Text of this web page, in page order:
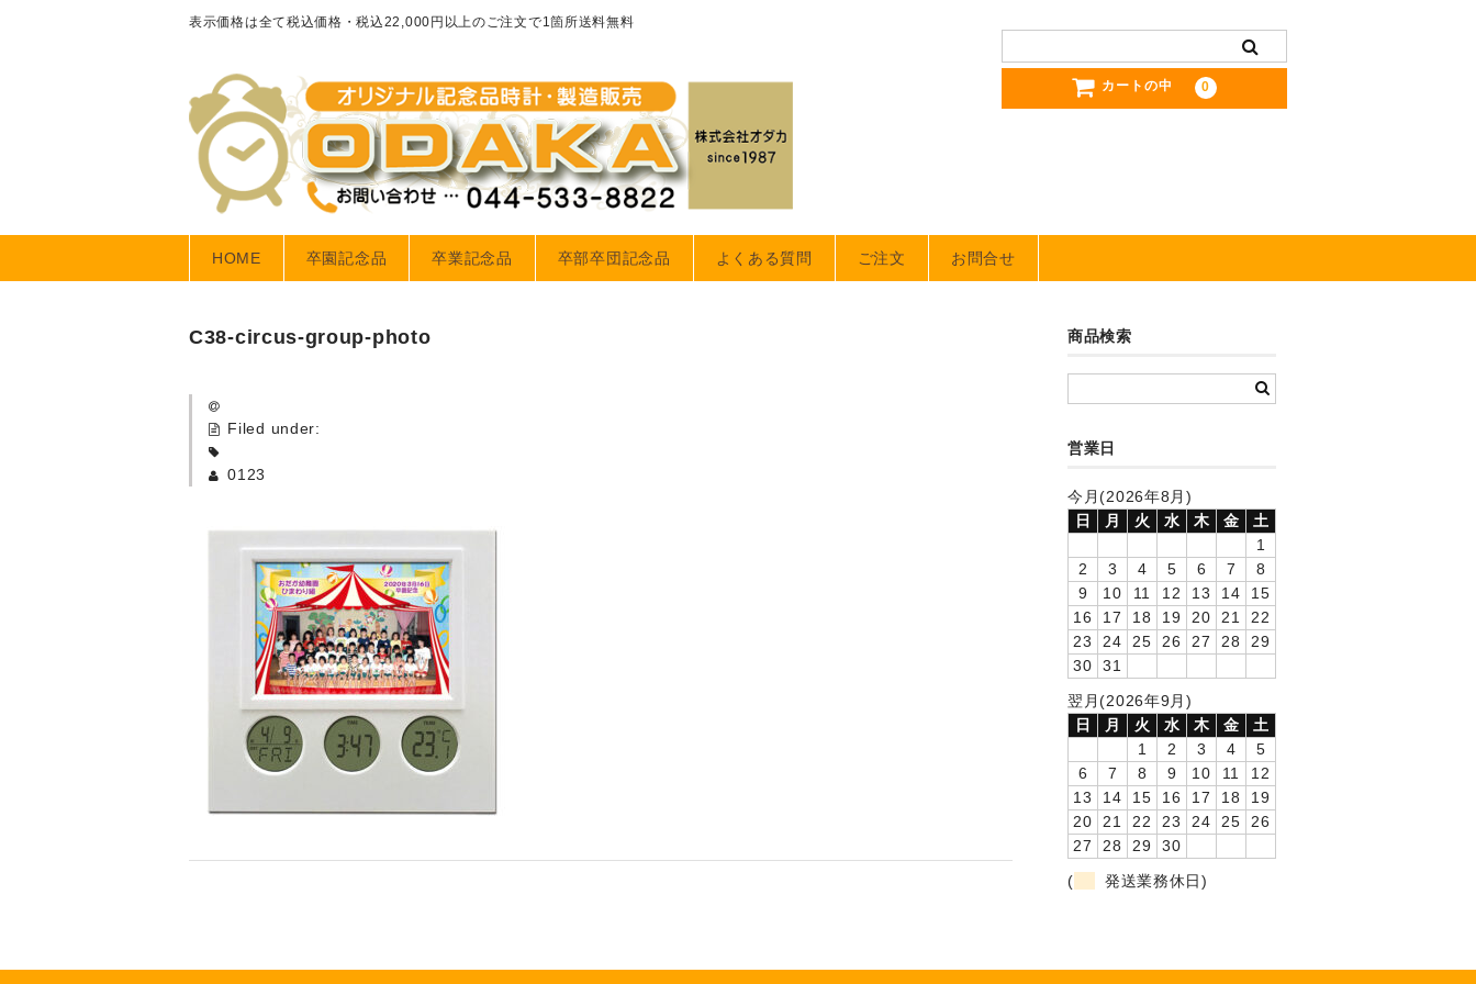
表示価格は全て税込価格・税込22,000円以上のご注文で1箇所送料無料
カートの中 0
HOME 卒園記念品 卒業記念品 卒部卒団記念品 よくある質問 ご注文 お問合せ
C38-circus-group-photo
Filed under:
0123
商品検索
営業日
今月(2026年8月)
日
月 火 水 木 金
土
1
2
3 4 5 6 7
8
9
10 11 12 13 14
15
16
17 18 19 20 21
22
23
24 25 26 27 28
29
30
31
翌月(2026年9月)
日
月 火 水 木 金
土
1
2 3 4
5
6
7 8 9 10 11
12
13
14 15 16 17 18
19
20
21 22 23 24 25
26
27
28 29
30
(
発送業務休日)